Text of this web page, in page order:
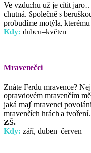
Ve vzduchu už je cítit
chutná. Společně s
probudíme motýla,
Kdy: duben–květen
Mravenečci
Znáte Ferdu mravence?
opravdovém mravenčím
jaká mají mravenci
mravenčích hrách a tvoření.
ZŠ.
Kdy: září, duben–červen